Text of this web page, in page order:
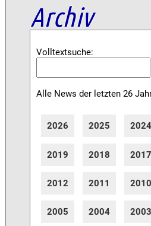
Archiv
Volltextsuche:
Alle News der letzten 26
2026 2025
2019 2018
2012 2011
2005 2004